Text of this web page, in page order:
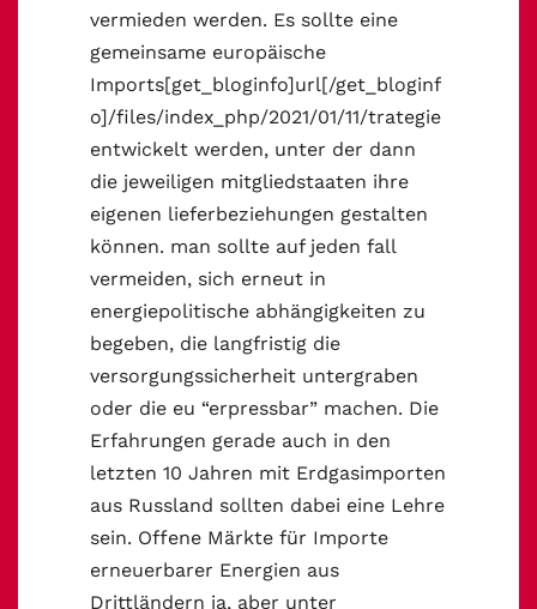
vermieden werden. Es sollte eine
gemeinsame europäische
Imports[get_bloginfo]url[/get_bloginf
o]/files/index_php/2021/01/11/trategie
entwickelt werden, unter der dann
die jeweiligen mitgliedstaaten ihre
eigenen lieferbeziehungen gestalten
können. man sollte auf jeden fall
vermeiden, sich erneut in
energiepolitische abhängigkeiten zu
begeben, die langfristig die
versorgungssicherheit untergraben
oder die eu “erpressbar” machen. Die
Erfahrungen gerade auch in den
letzten 10 Jahren mit Erdgasimporten
aus Russland sollten dabei eine Lehre
sein. Offene Märkte für Importe
erneuerbarer Energien aus
Drittländern ja, aber unter